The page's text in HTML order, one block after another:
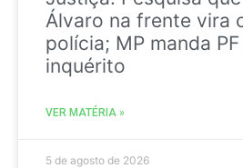
Álvaro na frente vira
polícia; MP manda
inquérito
VER MATÉRIA »
5 de agosto de 2026